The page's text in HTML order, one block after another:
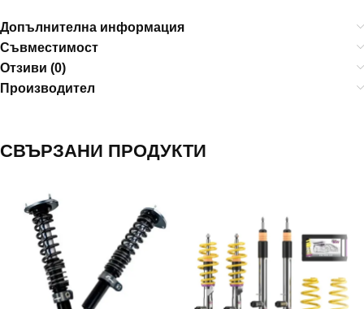
Допълнителна информация
Съвместимост
Отзиви (0)
Производител
СВЪРЗАНИ ПРОДУКТИ